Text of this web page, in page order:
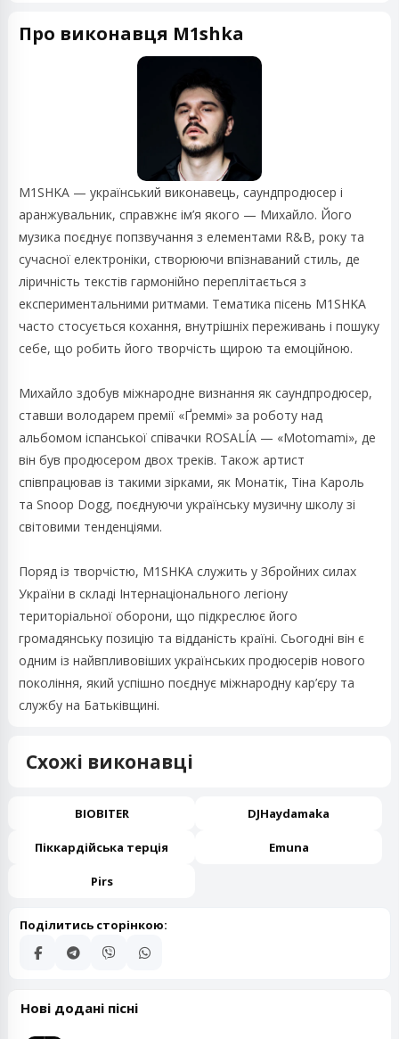
Про виконавця M1shka
M1SHKA — український виконавець, саундпродюсер і
аранжувальник, справжнє ім’я якого — Михайло. Його
музика поєднує попзвучання з елементами R&B, року та
сучасної електроніки, створюючи впізнаваний стиль, де
ліричність текстів гармонійно переплітається з
експериментальними ритмами. Тематика пісень M1SHKA
часто стосується кохання, внутрішніх переживань і пошуку
себе, що робить його творчість щирою та емоційною.
Михайло здобув міжнародне визнання як саундпродюсер,
ставши володарем премії «Ґреммі» за роботу над
альбомом іспанської співачки ROSALÍA — «Motomami», де
він був продюсером двох треків. Також артист
співпрацював із такими зірками, як Монатік, Тіна Кароль
та Snoop Dogg, поєднуючи українську музичну школу зі
світовими тенденціями.
Поряд із творчістю, M1SHKA служить у Збройних силах
України в складі Інтернаціонального легіону
територіальної оборони, що підкреслює його
громадянську позицію та відданість країні. Сьогодні він є
одним із найвпливовіших українських продюсерів нового
покоління, який успішно поєднує міжнародну кар’єру та
службу на Батьківщині.
Схожі виконавці
BIOBITER DJHaydamaka
Піккардійська терція Emuna
Pirs
Поділитись сторінкою:
Нові додані пісні